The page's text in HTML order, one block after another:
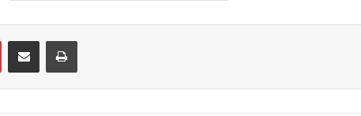
PinterestE-Posta ile paylaş Yazdır